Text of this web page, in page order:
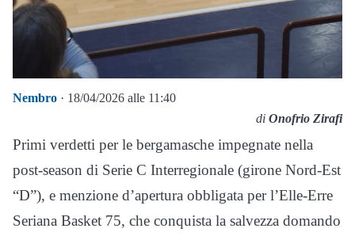
Nembro · 18/04/2026 alle 11:40
di Onofrio Zirafi
Primi verdetti per le bergamasche impegnate nella
post-season di Serie C Interregionale (girone Nord-Est
“D”), e menzione d’apertura obbligata per l’Elle-Erre
Seriana Basket 75, che conquista la salvezza domando